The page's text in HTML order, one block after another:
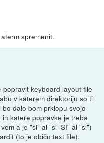
spremenit.
keyboard layout file
v katerem direktoriju so ti
dalo bom prklopu svojo
katere popravke je treba
a je "sl" al "sl_SI" al "si")
(to je običn text file).